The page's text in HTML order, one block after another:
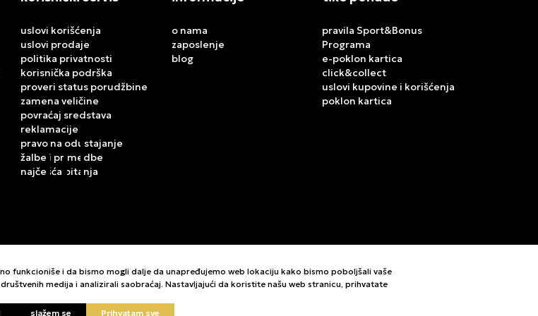
uslovi korišćenja
uslovi prodaje
politika privatnosti
korisnička podrška
proveri status porudžbine
zamena veličine
povraćaj sredstava
reklamacije
pravo na odustajanje
žalbe i primedbe
najčešća pitanja
o nama
zaposlenje
blog
pravila Sport&Bonus
Programa
e-poklon kartica
click&collect
uslovi kupovine i korišćenja
poklon kartica
funkcioniše i da bismo mogli dalje da unapređujemo web lokaciju kako bismo poboljšali vaše
medija i analizirali saobraćaj. Nastavljajući da koristite našu web stranicu, prihvatate
slažem se Prihvatam sve